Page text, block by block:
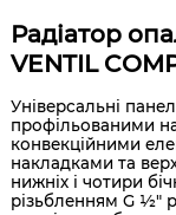
Радіатор
VENTIL
Універсальні
профільованими
конвекційними
накладками та
нижніх і чотири
різьбленням G ½"